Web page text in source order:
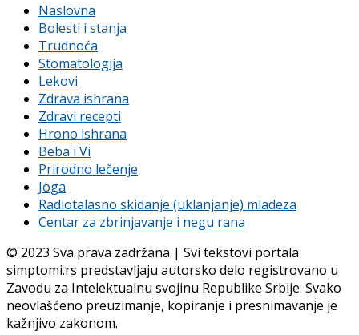
Naslovna
Bolesti i stanja
Trudnoća
Stomatologija
Lekovi
Zdrava ishrana
Zdravi recepti
Hrono ishrana
Beba i Vi
Prirodno lečenje
Joga
Radiotalasno skidanje (uklanjanje) mladeza
Centar za zbrinjavanje i negu rana
© 2023 Sva prava zadržana | Svi tekstovi portala
simptomi.rs predstavljaju autorsko delo registrovano u
Zavodu za Intelektualnu svojinu Republike Srbije. Svako
neovlašćeno preuzimanje, kopiranje i presnimavanje je
kažnjivo zakonom.